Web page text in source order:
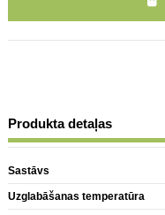
Produkta detaļas
Sastāvs
Uzglabāšanas temperatūra